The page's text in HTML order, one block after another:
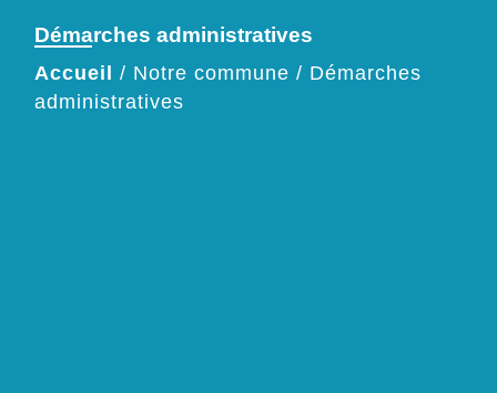
Démarches administratives
Accueil / Notre commune / Démarches
administratives